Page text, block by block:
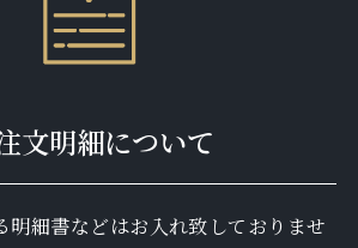
文明細について
明細書などはお入れ致しておりませ